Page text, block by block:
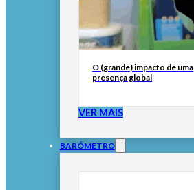
O (grande) impacto de uma
presença global
VER MAIS
BARÓMETRO